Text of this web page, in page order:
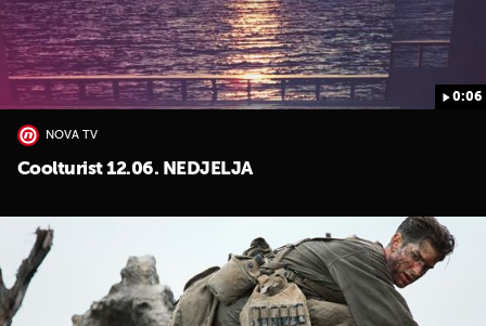
0:06
NOVA TV
Coolturist 12.06. NEDJELJA